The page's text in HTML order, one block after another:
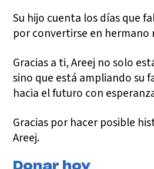
Su hijo cuenta los días que
por convertirse en hermano
Gracias a ti, Areej no solo
sino que está ampliando su
hacia el futuro con
Gracias por hacer posible
Areej.